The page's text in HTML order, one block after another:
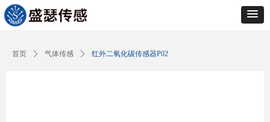
ControlType:productSlideBind Error:未将对象引用设置到对象的实例。
首页 ꄲ 气体传感 ꄲ 红外二氧化碳传感器P02